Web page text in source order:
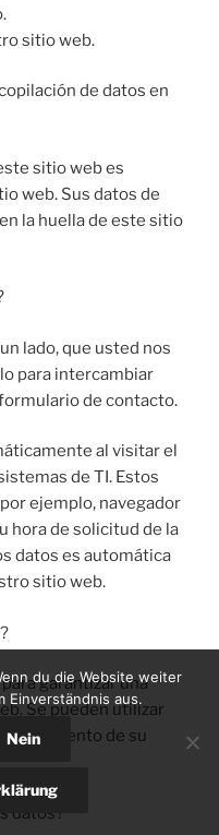
sitio web.
de datos en
sitio web es
web. Sus datos de
la huella de este sitio
lado, que usted nos
para intercambiar
de contacto.
al visitar el
de TI. Estos
ejemplo, navegador
hora de solicitud de la
datos es automática
sitio web.
garantizar una
Se pueden utilizar
de su
datos?
du die Website weiter
Einverständnis aus.
Nein